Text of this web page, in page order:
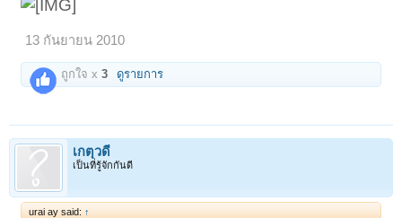
13 กันยายน 2010
ถูกใจ x3 ดูรายการ
เกตุวดี
เป็นที่รู้จักกันดี
urai ay said: ↑